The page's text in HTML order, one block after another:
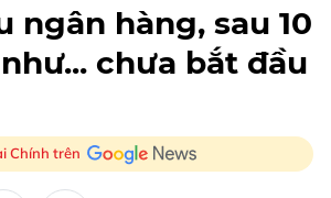
ngân hàng, sau 10
chưa bắt đầu
Chính trên